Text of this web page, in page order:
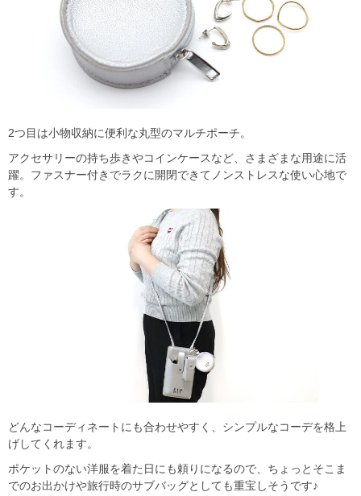
2つ目は小物収納に便利な丸型のマルチポーチ。
アクセサリーの持ち歩きやコインケースなど、さまざまな用途に活
躍。ファスナー付きでラクに開閉できてノンストレスな使い心地で
す。
どんなコーディネートにも合わせやすく、シンプルなコーデを格上
げしてくれます。
ポケットのない洋服を着た日にも頼りになるので、ちょっとそこま
でのお出かけや旅行時のサブバッグとしても重宝しそうです♪